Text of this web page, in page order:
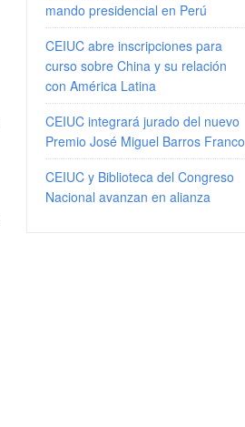
mando presidencial en Perú
CEIUC abre inscripciones para
curso sobre China y su relación
con América Latina
CEIUC integrará jurado del nuevo
Premio José Miguel Barros Franco
CEIUC y Biblioteca del Congreso
Nacional avanzan en alianza